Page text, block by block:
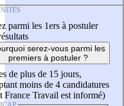
parmi les 1ers à postuler
serez-vous parmi les
premiers à postuler ?
de plus de 15 jours,
moins de 4 candidatures
France Travail est informé)